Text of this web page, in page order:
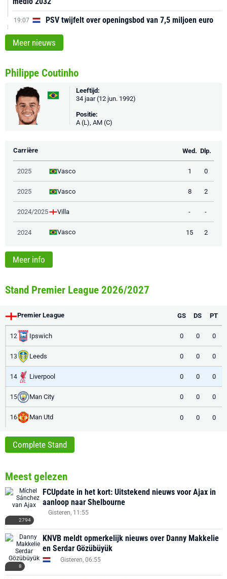
19:07 PSV twijfelt over openingsbod van 7,5 miljoen euro
Meer nieuws
Philippe Coutinho
Leeftijd:
34 jaar (12 jun. 1992)
Positie:
A (L), AM (C)
Carrière Wed. Dlp.
2025 Vasco 1 0
2025 Vasco 8 2
2024/2025 Villa - -
2024 Vasco 15 2
Meer info
Stand Premier League 2026/2027
Premier League GS DS PT
12 Ipswich 0 0 0
13 Leeds 0 0 0
14 Liverpool 0 0 0
15 Man City 0 0 0
16 Man Utd 0 0 0
Complete Stand
Meest gelezen
2794
FCUpdate in het kort: Uitstekend nieuws voor Ajax in
aanloop naar Shelbourne
Gisteren, 11:55
8
KNVB meldt opmerkelijk nieuws over Danny Makkelie
en Serdar Gözübüyük
Gisteren, 06:55